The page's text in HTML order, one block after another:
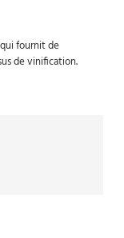
fournit de
de vinification.